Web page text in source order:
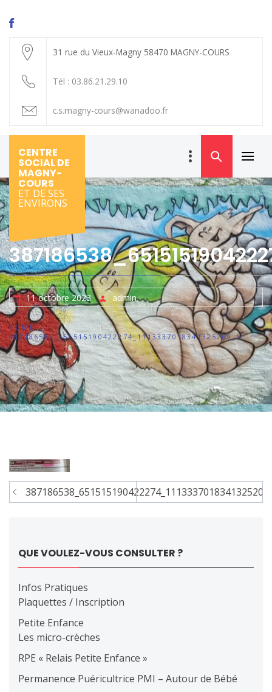
31 rue du Vieux-Magny 58470 MAGNY-COURS
Tél : 03.86.21.29.10
c.s.magny-cours@wanadoo.fr
CENTRE
SOCIAL DE
MAGNY-
COURS
ET DE SES
ENVIRONS
Menu
11 octobre 2023 admin
HOME
387186538_651515190422274_1113337018341325209_N
Navigation
de
QUE VOULEZ-VOUS CONSULTER ?
Infos Pratiques
Plaquettes / Inscription
Petite Enfance
Les micro-crèches
RPE « Relais Petite Enfance »
Permanence Puéricultrice PMI – Autour de Bébé